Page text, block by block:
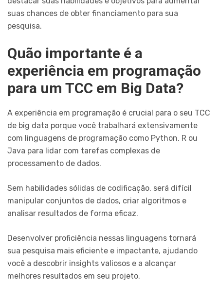
suas chances de obter financiamento para sua
pesquisa.
Quão importante é a
experiência em programação
para um TCC em Big Data?
A experiência em programação é crucial para o seu TCC
de big data porque você trabalhará extensivamente
com linguagens de programação como Python, R ou
Java para lidar com tarefas complexas de
processamento de dados.
Sem habilidades sólidas de codificação, será difícil
manipular conjuntos de dados, criar algoritmos e
analisar resultados de forma eficaz.
Desenvolver proficiência nessas linguagens tornará
sua pesquisa mais eficiente e impactante, ajudando
você a descobrir insights valiosos e a alcançar
melhores resultados em seu projeto.